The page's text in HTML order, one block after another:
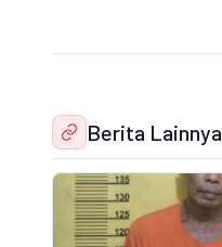
Berita Lainnya